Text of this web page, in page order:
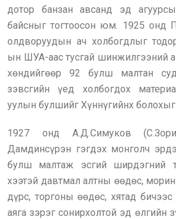
дотор банзан авсанд эд
байсныг тогтоосон юм. 1925 онд
олдворуудын ач холбогдлыг
ын ШУА-аас тусгай шинжилгээний
хөндийгөөр 92 булш малтан
зэвсгийн үед холбогдох
уулын булшийг Хүннүгийнх болохыг
1927 онд А.Д.Симуков
Дамдинсүрэн гэгдэх монголч
булш малтаж эсгий ширдэгний
хээтэй давтмал алтны өөдөс,
дүрс, торгоны өөдөс, хятад бичээс
аяга зэрэг сонирхолтой эд өлгийн